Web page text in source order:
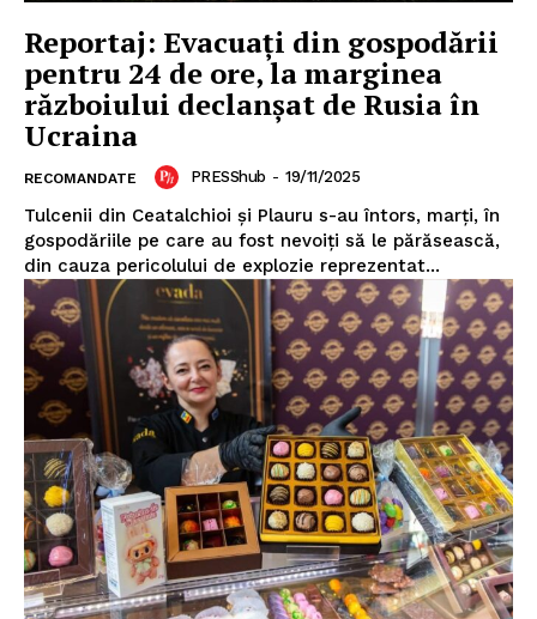
Reportaj: Evacuaţi din gospodării
pentru 24 de ore, la marginea
războiului declanşat de Rusia în
Ucraina
RECOMANDATE PRESShub - 19/11/2025
Tulcenii din Ceatalchioi şi Plauru s-au întors, marţi, în
gospodăriile pe care au fost nevoiţi să le părăsească,
din cauza pericolului de explozie reprezentat...